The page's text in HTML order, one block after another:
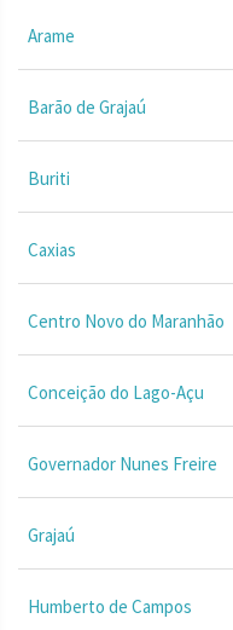
Arame
Barão de Grajaú
Buriti
Caxias
Centro Novo do Maranhão
Conceição do Lago-Açu
Governador Nunes Freire
Grajaú
Humberto de Campos